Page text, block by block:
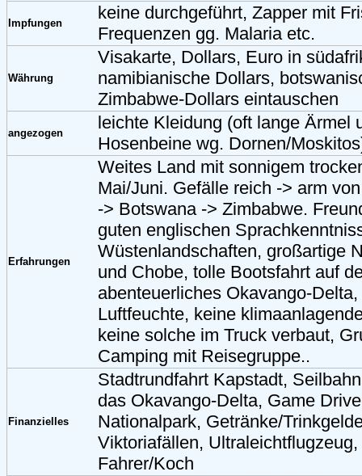
Impfungen
keine durchgeführt, Zapper mit
Frequenzen gg. Malaria etc.
Währung
Visakarte, Dollars, Euro in
namibianische Dollars,
Zimbabwe-Dollars eintauschen
angezogen
leichte Kleidung (oft lange Ärmel
Hosenbeine wg. Dornen/
Erfahrungen
Weites Land mit sonnigem
Mai/Juni. Gefälle reich -> arm
-> Botswana -> Zimbabwe.
guten englischen
Wüstenlandschaften, großartige
und Chobe, tolle Bootsfahrt auf
abenteuerliches Okavango-
Luftfeuchte, keine
keine solche im Truck verbaut,
Camping mit Reisegruppe..
Finanzielles
Stadtrundfahrt Kapstadt,
das Okavango-Delta, Game
Nationalpark, Getränke/
Viktoriafällen,
Fahrer/Koch